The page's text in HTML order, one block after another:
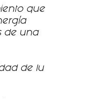
que
de una
de lu